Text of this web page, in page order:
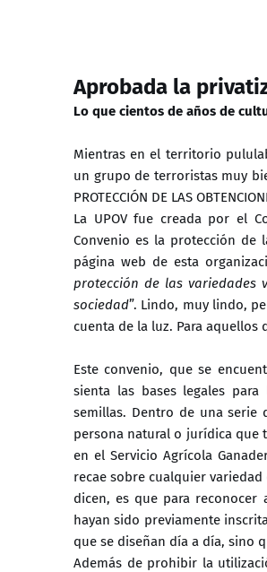
Aprobada la
Lo que cientos de años de
Mientras en el territorio
un grupo de terroristas muy
PROTECCIÓN DE LAS
La UPOV fue creada por el
Convenio es la protección de
página web de esta
protección de las variedades
sociedad”. Lindo, muy lindo,
cuenta de la luz. Para aquellos
Este convenio, que se
sienta las bases legales
semillas. Dentro de una serie
persona natural o jurídica que
en el Servicio Agrícola
recae sobre cualquier
dicen, es que para reconocer
hayan sido previamente
que se diseñan día a día, sino
Además de prohibir la